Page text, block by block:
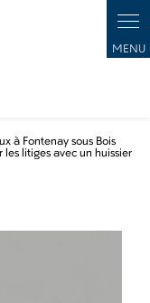
à Fontenay sous Bois
litiges avec un huissier